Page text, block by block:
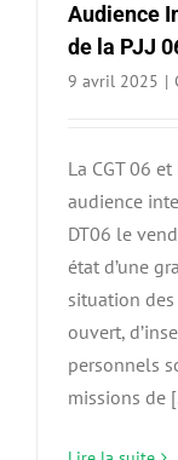
Audience
de la PJJ
9 avril 2025 |
La CGT 06
audience
DT06 le
état d’une
situation
ouvert,
personnels
missions de